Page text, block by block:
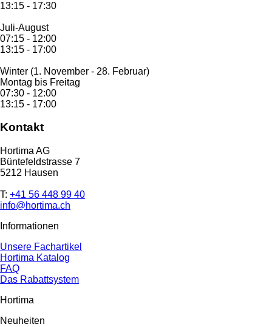
13:15 - 17:30
Juli-August
07:15 - 12:00
13:15 - 17:00
Winter (1. November - 28. Februar)
Montag bis Freitag
07:30 - 12:00
13:15 - 17:00
Kontakt
Hortima AG
Büntefeldstrasse 7
5212 Hausen
T: +41 56 448 99 40
info@hortima.ch
Informationen
Unsere Fachartikel
Hortima Katalog
FAQ
Das Rabattsystem
Hortima
Neuheiten